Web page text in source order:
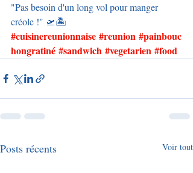
"Pas besoin d'un long vol pour manger
créole !" 🛫🏝️
#cuisinereunionnaise #reunion #painbouc
hongratiné #sandwich #vegetarien #food
Posts récents Voir tout